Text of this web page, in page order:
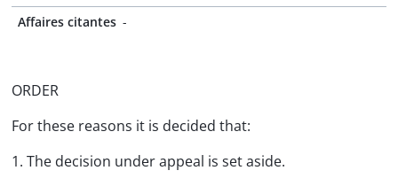
Affaires citantes -
ORDER
For these reasons it is decided that:
1. The decision under appeal is set aside.